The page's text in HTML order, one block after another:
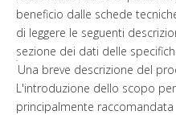
beneficio dalle schede
di leggere le seguenti
sezione dei dati delle
Una breve descrizione del
L'introduzione dello scopo
principalmente raccomandata